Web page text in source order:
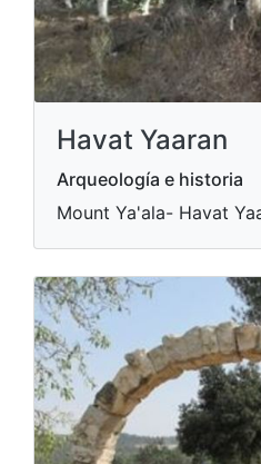
Havat Yaaran
Arqueología e historia
Mount Ya'ala- Havat